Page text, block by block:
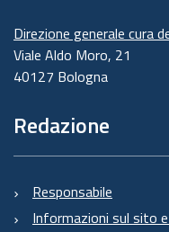
Direzione generale cura
Viale Aldo Moro, 21
40127 Bologna
Redazione
Responsabile
Informazioni sul sito